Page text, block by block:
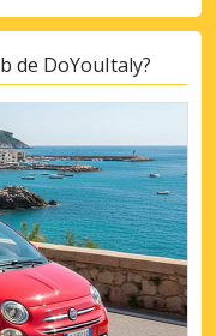
de DoYouItaly?